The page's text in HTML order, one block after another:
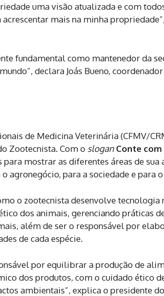
uma visão atualizada e com
mais na minha
fundamental como mantenedor da
declara Joás Bueno,
de Medicina Veterinária (CFMV/
Zootecnista. Com o slogan Conte
mostrar as diferentes áreas de sua
agronegócio, para a sociedade e para
o zootecnista desenvolve tecnologia
dos animais, gerenciando práticas
além de ser o responsável por
de cada espécie.
por equilibrar a produção de
dos produtos, com o cuidado ético
ambientais”, explica o presidente do